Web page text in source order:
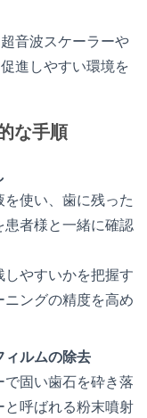
音波スケーラーや
進しやすい環境を
な手順
使い、歯に残った
患者様と一緒に確認
しやすいかを把握す
ニングの精度を高め
ィルムの除去
で固い歯石を砕き落
と呼ばれる粉末噴射